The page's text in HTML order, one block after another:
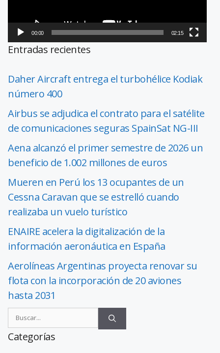
00:00 02:15
Entradas recientes
Daher Aircraft entrega el turbohélice Kodiak
número 400
Airbus se adjudica el contrato para el satélite
de comunicaciones seguras SpainSat NG-III
Aena alcanzó el primer semestre de 2026 un
beneficio de 1.002 millones de euros
Mueren en Perú los 13 ocupantes de un
Cessna Caravan que se estrelló cuando
realizaba un vuelo turístico
ENAIRE acelera la digitalización de la
información aeronáutica en España
Aerolíneas Argentinas proyecta renovar su
flota con la incorporación de 20 aviones
hasta 2031
Categorías